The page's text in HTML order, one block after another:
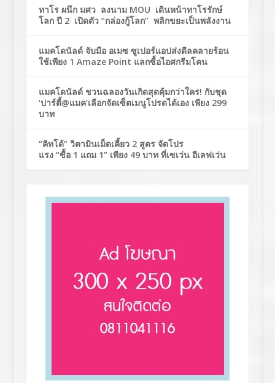
ทาโร ผนึก มศว ลงนาม MOU เดินหน้าทาโรรักษ์
โลก ปี 2 เปิดตัว “กล่องกู้โลก” พลิกขยะเป็นพลังงาน
แมคโดนัลด์ จับมือ อเมซ ซูเปอร์แอปส่งดีลคลายร้อน
ใช้เพียง 1 Amaze Point แลกซื้อไอศกรีมโคน
แมคโดนัลด์ ชวนฉลองวันเกิดสุดคุ้มกว่าใคร! กับชุด
‘ปาร์ตี้@แมค’เลือกจัดเซ็ตเมนูโปรดได้เอง เพียง 299
บาท
“คิทโด้” วิตามินเม็ดเคี้ยว 2 สูตร จัดโปร
แรง “ซื้อ 1 แถม 1” เพียง 49 บาท ที่เซเว่น อีเลฟเว่น